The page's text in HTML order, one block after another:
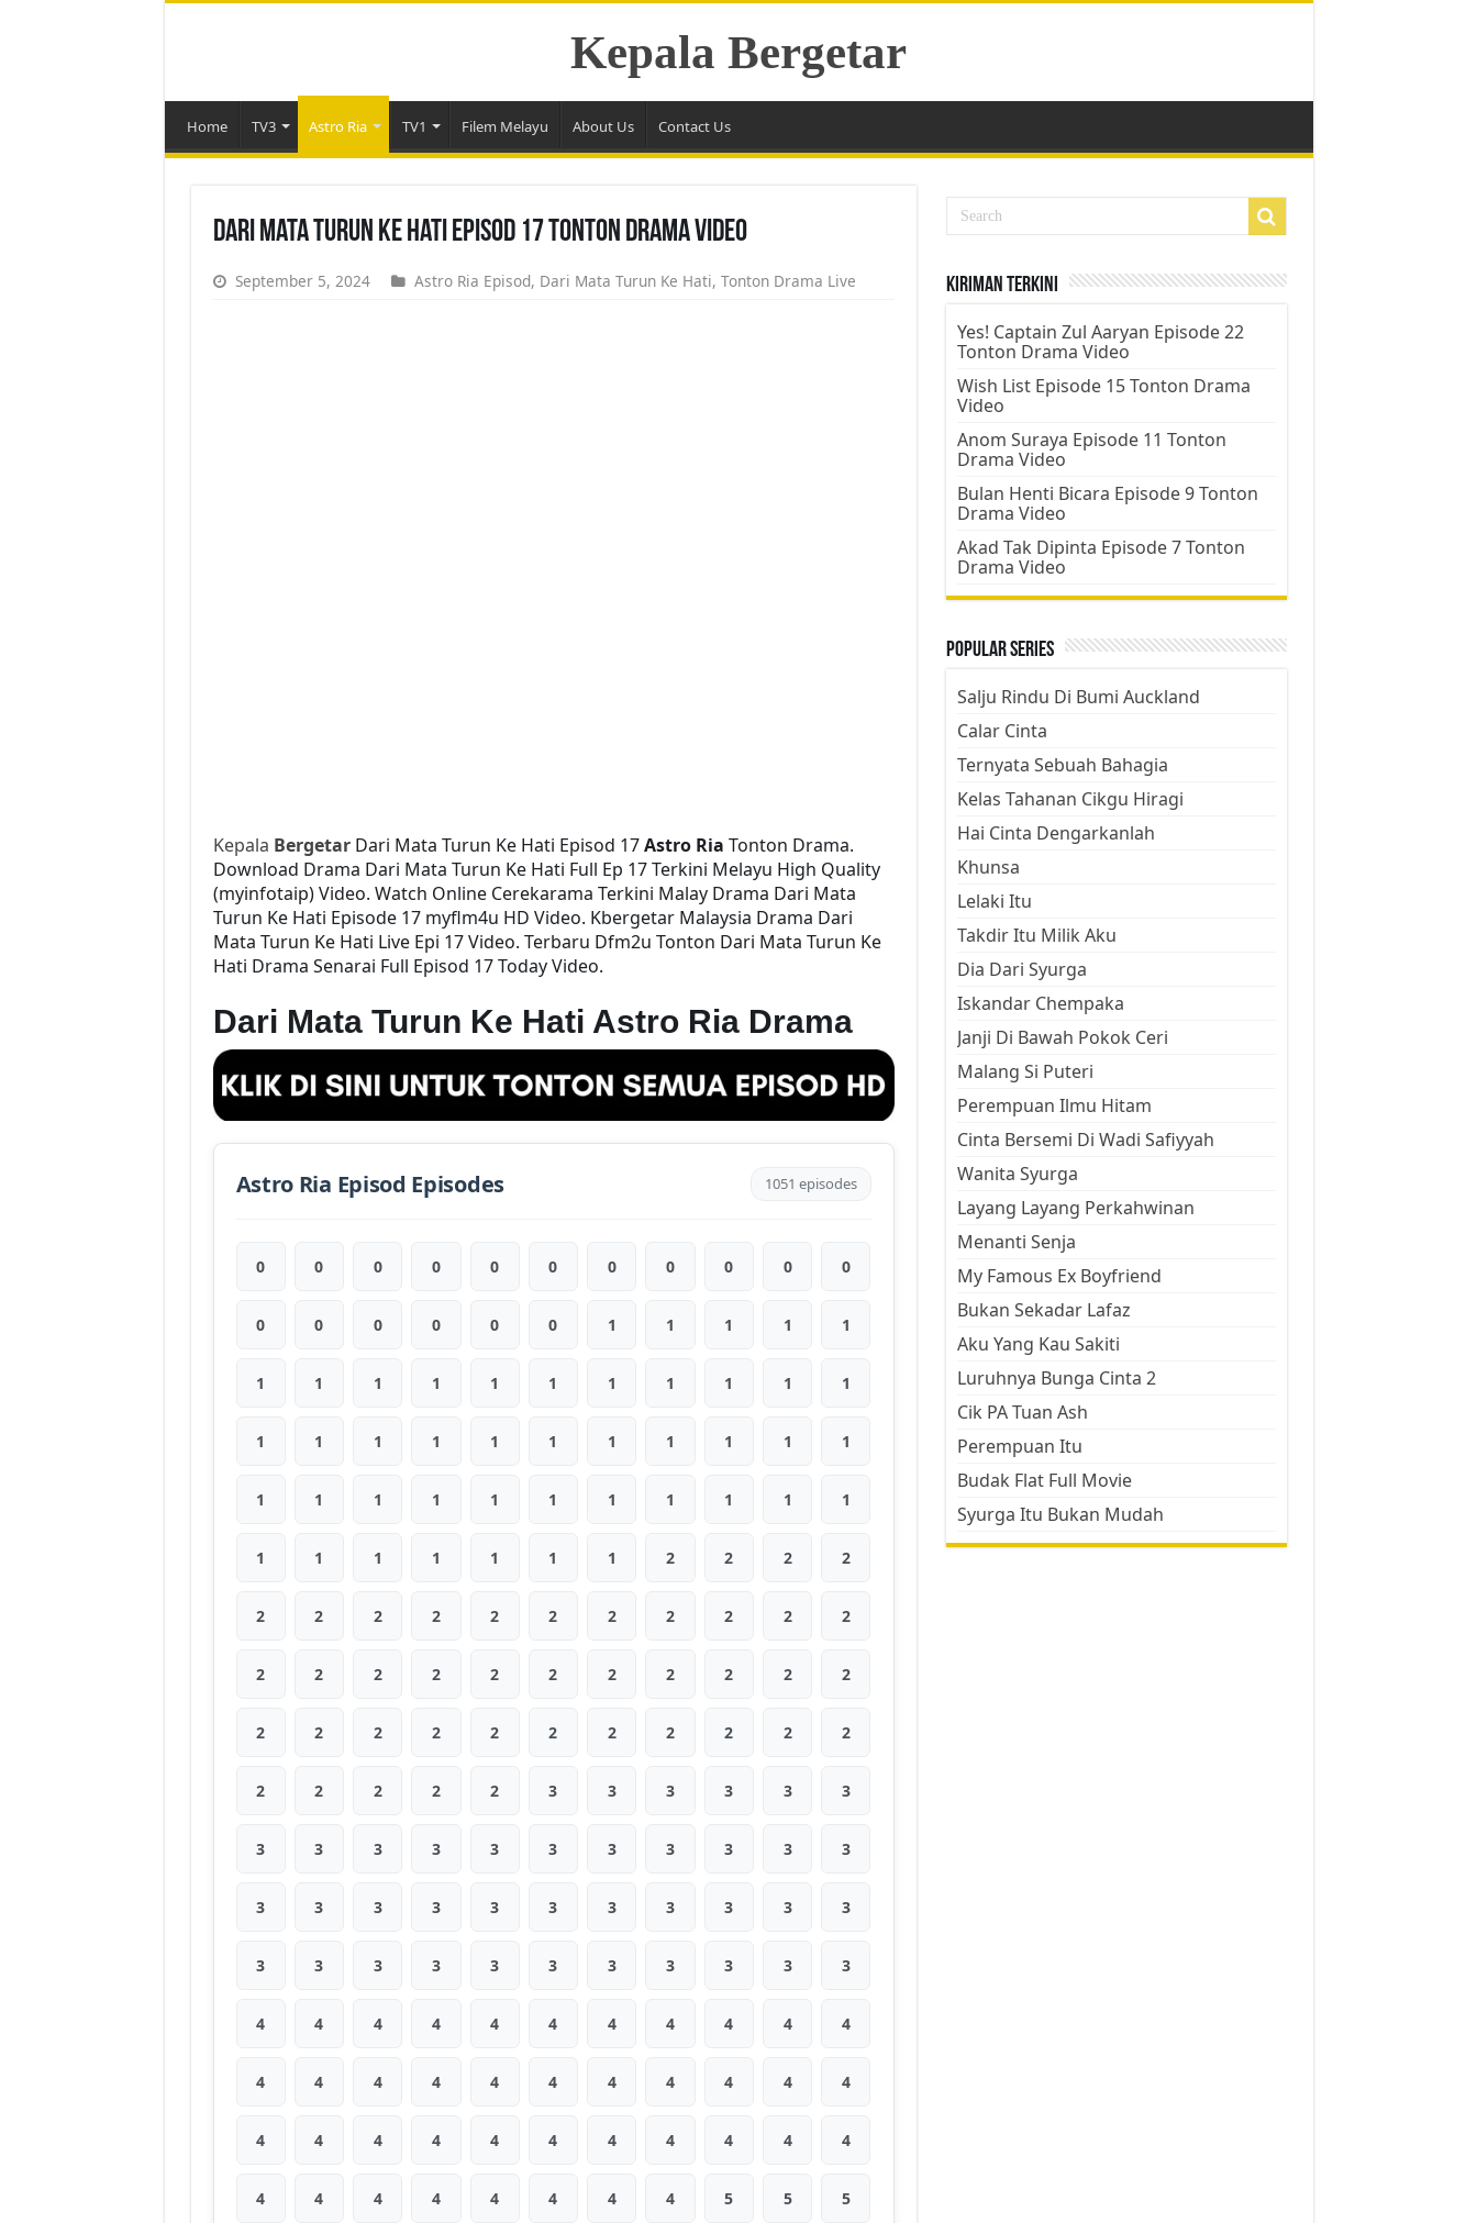
Kepala Bergetar
Home TV3 Astro Ria TV1 Filem Melayu About Us Contact Us
Dari Mata Turun Ke Hati Episod 17 Tonton Drama Video
September 5, 2024 Astro Ria Episod, Dari Mata Turun Ke Hati, Tonton Drama Live
Kepala BergetarDari Mata Turun Ke Hati Episod 17Astro Ria Tonton Drama.
Download Drama Dari Mata Turun Ke Hati Full Ep 17 Terkini Melayu High Quality
(myinfotaip) Video. Watch Online Cerekarama Terkini Malay Drama Dari Mata
Turun Ke Hati Episode 17 myflm4u HD Video. Kbergetar Malaysia Drama Dari
Mata Turun Ke Hati Live Epi 17 Video. Terbaru Dfm2u Tonton Dari Mata Turun Ke
Hati Drama Senarai Full Episod 17 Today Video.
Dari Mata Turun Ke Hati Astro Ria Drama
Astro Ria Episod Episodes 1051 episodes
0 0 0 0 0 0 0 0 0 0 0
0 0 0 0 0 0 1 1 1 1 1
1 1 1 1 1 1 1 1 1 1 1
1 1 1 1 1 1 1 1 1 1 1
1 1 1 1 1 1 1 1 1 1 1
1 1 1 1 1 1 1 2 2 2 2
2 2 2 2 2 2 2 2 2 2 2
2 2 2 2 2 2 2 2 2 2 2
2 2 2 2 2 2 2 2 2 2 2
2 2 2 2 2 3 3 3 3 3 3
3 3 3 3 3 3 3 3 3 3 3
3 3 3 3 3 3 3 3 3 3 3
3 3 3 3 3 3 3 3 3 3 3
4 4 4 4 4 4 4 4 4 4 4
4 4 4 4 4 4 4 4 4 4 4
4 4 4 4 4 4 4 4 4 4 4
4 4 4 4 4 4 4 4 5 5 5
Kiriman Terkini
Yes! Captain Zul Aaryan Episode 22
Tonton Drama Video
Wish List Episode 15 Tonton Drama
Video
Anom Suraya Episode 11 Tonton
Drama Video
Bulan Henti Bicara Episode 9 Tonton
Drama Video
Akad Tak Dipinta Episode 7 Tonton
Drama Video
Popular Series
Salju Rindu Di Bumi Auckland
Calar Cinta
Ternyata Sebuah Bahagia
Kelas Tahanan Cikgu Hiragi
Hai Cinta Dengarkanlah
Khunsa
Lelaki Itu
Takdir Itu Milik Aku
Dia Dari Syurga
Iskandar Chempaka
Janji Di Bawah Pokok Ceri
Malang Si Puteri
Perempuan Ilmu Hitam
Cinta Bersemi Di Wadi Safiyyah
Wanita Syurga
Layang Layang Perkahwinan
Menanti Senja
My Famous Ex Boyfriend
Bukan Sekadar Lafaz
Aku Yang Kau Sakiti
Luruhnya Bunga Cinta 2
Cik PA Tuan Ash
Perempuan Itu
Budak Flat Full Movie
Syurga Itu Bukan Mudah